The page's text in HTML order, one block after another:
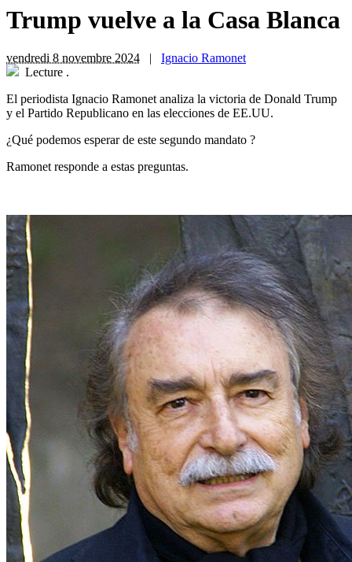
Trump vuelve a la Casa Blanca
vendredi 8 novembre 2024 | Ignacio Ramonet
Lecture .
El periodista Ignacio Ramonet analiza la victoria de Donald Trump
y el Partido Republicano en las elecciones de EE.UU.
¿Qué podemos esperar de este segundo mandato ?
Ramonet responde a estas preguntas.